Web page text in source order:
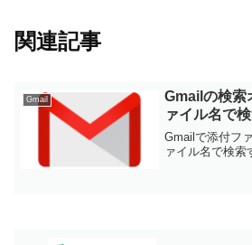
関連記事
Gmail
Gmailの検索
ァイル名で
Gmailで添付フ
ァイル名で検索